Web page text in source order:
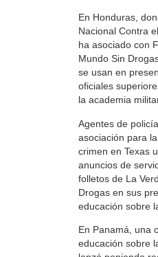
En Honduras,
Nacional Contra
ha asociado con
Mundo Sin
se usan en
oficiales
la academia
Agentes de
asociación para
crimen en Texas
anuncios de
folletos de La
Drogas en sus
educación sobre
En Panamá, una
educación sobre